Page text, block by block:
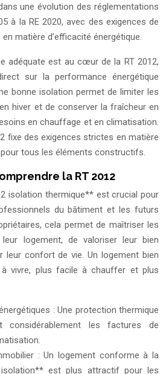
une évolution des réglementations
à la RE 2020, avec des exigences de
matière d’efficacité énergétique.
adéquate est au cœur de la RT 2012,
sur la performance énergétique
bonne isolation permet de limiter les
hiver et de conserver la fraîcheur en
en chauffage et en climatisation.
fixe des exigences strictes en matière
tous les éléments constructifs.
la RT 2012
isolation thermique** est crucial pour
du bâtiment et les futurs
cela permet de maîtriser les
logement, de valoriser leur bien
leur confort de vie. Un logement bien
vivre, plus facile à chauffer et plus
: Une protection thermique
considérablement les factures de
: Un logement conforme à la
est plus attractif pour les